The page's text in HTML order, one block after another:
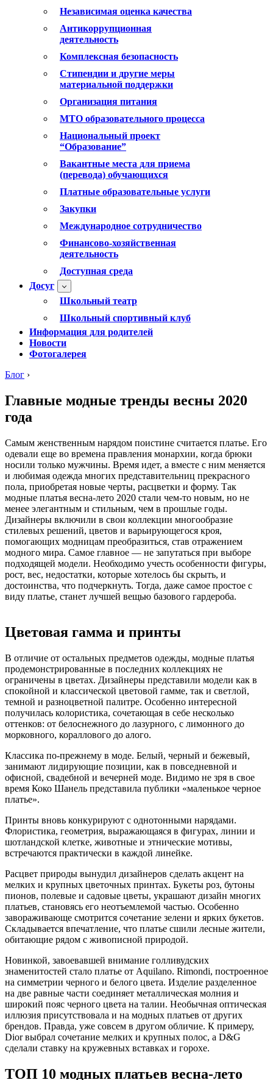
Независимая оценка качества
Антикоррупционная
деятельность
Комплексная безопасность
Стипендии и другие меры
материальной поддержки
Организация питания
МТО образовательного процесса
Национальный проект
“Образование”
Вакантные места для приема
(перевода) обучающихся
Платные образовательные услуги
Закупки
Международное сотрудничество
Финансово-хозяйственная
деятельность
Доступная среда
Досуг
Школьный театр
Школьный спортивный клуб
Информация для родителей
Новости
Фотогалерея
Блог ›
Главные модные тренды весны 2020
года
Самым женственным нарядом поистине считается платье. Его
одевали еще во времена правления монархии, когда брюки
носили только мужчины. Время идет, а вместе с ним меняется
и любимая одежда многих представительниц прекрасного
пола, приобретая новые черты, расцветки и форму. Так
модные платья весна-лето 2020 стали чем-то новым, но не
менее элегантным и стильным, чем в прошлые годы.
Дизайнеры включили в свои коллекции многообразие
стилевых решений, цветов и варьирующегося кроя,
помогающих модницам преобразиться, став отражением
модного мира. Самое главное — не запутаться при выборе
подходящей модели. Необходимо учесть особенности фигуры,
рост, вес, недостатки, которые хотелось бы скрыть, и
достоинства, что подчеркнуть. Тогда, даже самое простое с
виду платье, станет лучшей вещью базового гардероба.
Цветовая гамма и принты
В отличие от остальных предметов одежды, модные платья
продемонстрированные в последних коллекциях не
ограничены в цветах. Дизайнеры представили модели как в
спокойной и классической цветовой гамме, так и светлой,
темной и разноцветной палитре. Особенно интересной
получилась колористика, сочетающая в себе несколько
оттенков: от белоснежного до лазурного, с лимонного до
морковного, кораллового до алого.
Классика по-прежнему в моде. Белый, черный и бежевый,
занимают лидирующие позиции, как в повседневной и
офисной, свадебной и вечерней моде. Видимо не зря в свое
время Коко Шанель представила публики «маленькое черное
платье».
Принты вновь конкурируют с однотонными нарядами.
Флористика, геометрия, выражающаяся в фигурах, линии и
шотландской клетке, животные и этнические мотивы,
встречаются практически в каждой линейке.
Расцвет природы вынудил дизайнеров сделать акцент на
мелких и крупных цветочных принтах. Букеты роз, бутоны
пионов, полевые и садовые цветы, украшают дизайн многих
платьев, становясь его неотъемлемой частью. Особенно
завораживающе смотрится сочетание зелени и ярких букетов.
Складывается впечатление, что платье сшили лесные жители,
обитающие рядом с живописной природой.
Новинкой, завоевавшей внимание голливудских
знаменитостей стало платье от Aquilano. Rimondi, построенное
на симметрии черного и белого цвета. Изделие разделенное
на две равные части соединяет металлическая молния и
широкий пояс черного цвета на талии. Необычная оптическая
иллюзия присутствовала и на модных платьев от других
брендов. Правда, уже совсем в другом обличие. К примеру,
Dior выбрал сочетание мелких и крупных полос, а D&G
сделали ставку на кружевных вставках и горохе.
ТОП 10 модных платьев весна-лето